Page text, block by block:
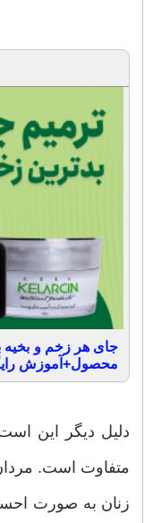
محصول+آموزش
دلیل دیگر این
متفاوت است.
زنان به صورت